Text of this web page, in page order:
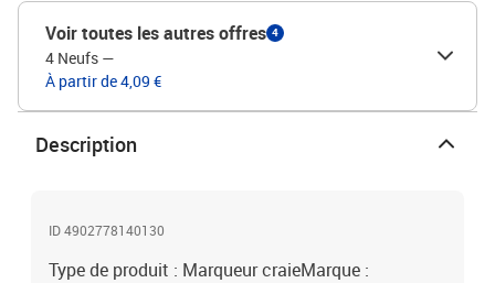
Voir toutes les autres offres 4
4 Neufs —
À partir de 4,09 €
Description
ID 4902778140130
Type de produit : Marqueur craieMarque :